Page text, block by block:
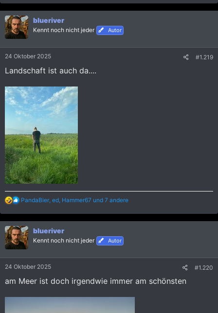
a
k
t
i
o
n
blueriver
Kennt noch nicht jeder Autor
24 Oktober 2025 #1.219
Landschaft ist auch da....
R
a
k
t
i
n
PandaBier ed Hammer67 und 7 andere
blueriver
Kennt noch nicht jeder Autor
24 Oktober 2025 #1.220
am Meer ist doch irgendwie immer am schönsten